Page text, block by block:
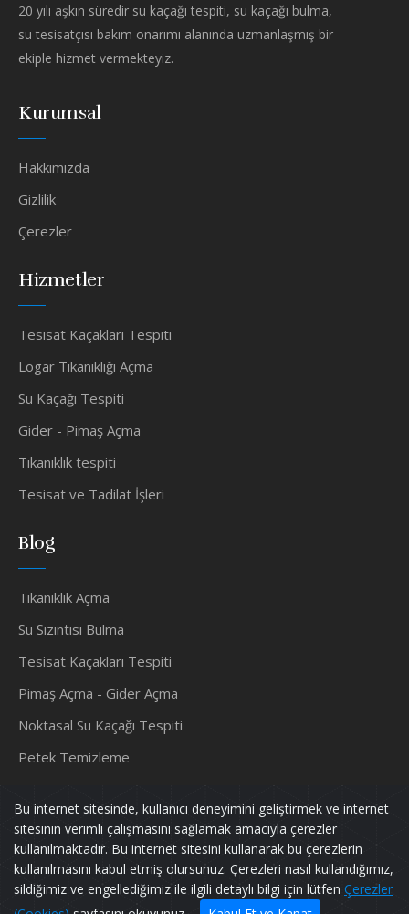
Bu internet sitesinde, kullanıcı deneyimini geliştirmek ve internet
sitesinin verimli çalışmasını sağlamak amacıyla çerezler
kullanılmaktadır. Bu internet sitesini kullanarak bu çerezlerin
kullanılmasını kabul etmiş olursunuz. Çerezleri nasıl kullandığımız,
sildiğimiz ve engellediğimiz ile ilgili detaylı bilgi için lütfen Çerezler
20 yılı aşkın süredir su kaçağı tespiti, su kaçağı bulma,
su tesisatçısı bakım onarımı alanında uzmanlaşmış bir
ekiple hizmet vermekteyiz.
Kurumsal
Hakkımızda
Gizlilik
Çerezler
Hizmetler
Tesisat Kaçakları Tespiti
Logar Tıkanıklığı Açma
Su Kaçağı Tespiti
Gider - Pimaş Açma
Tıkanıklık tespiti
Tesisat ve Tadilat İşleri
Blog
Tıkanıklık Açma
Su Sızıntısı Bulma
Tesisat Kaçakları Tespiti
Pimaş Açma - Gider Açma
Noktasal Su Kaçağı Tespiti
Petek Temizleme
Murat TESİSAT Tüm Hakları Saklıdır.
Powered bypif128